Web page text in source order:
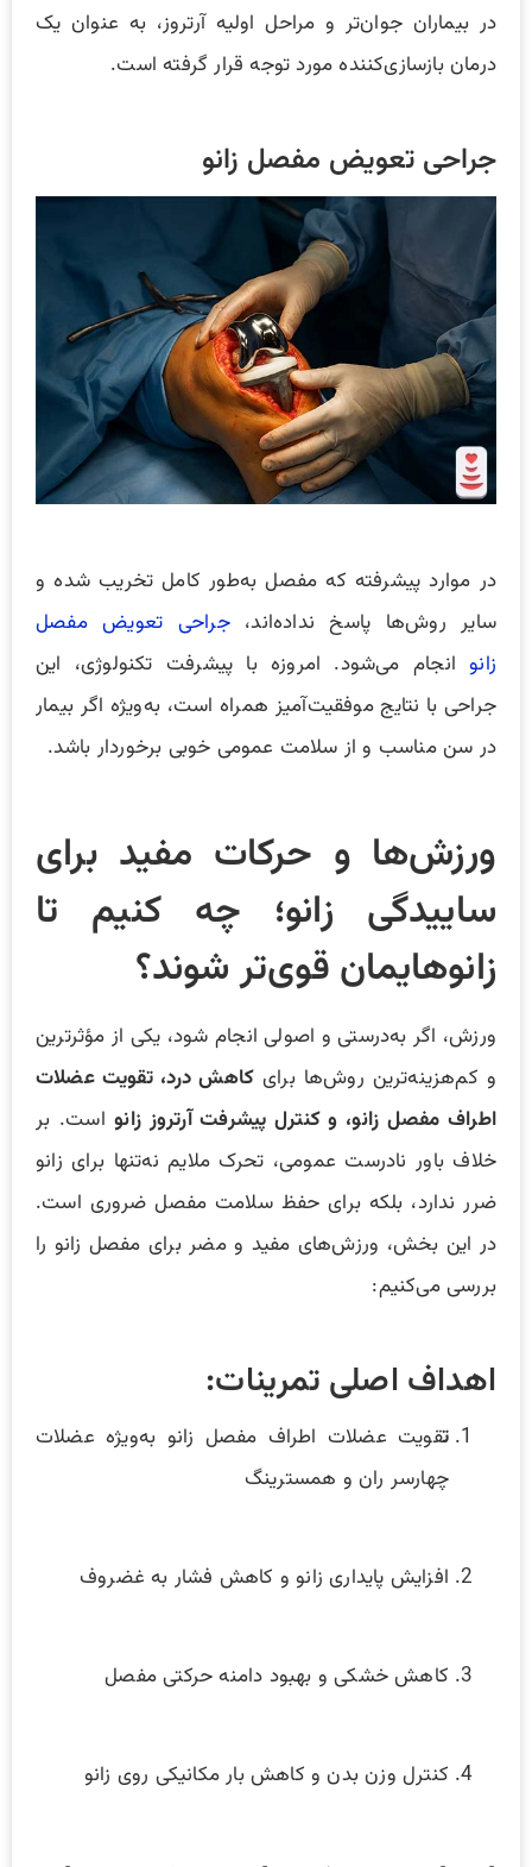
در بیماران جوان‌تر و مراحل اولیه آرتروز، به عنوان یک
درمان بازسازی‌کننده مورد توجه قرار گرفته است.
جراحی تعویض مفصل زانو
در موارد پیشرفته که مفصل به‌طور کامل تخریب شده و
سایر روش‌ها پاسخ نداده‌اند،جراحی تعویض مفصل
زانوانجام می‌شود. امروزه با پیشرفت تکنولوژی، این
جراحی با نتایج موفقیت‌آمیز همراه است، به‌ویژه اگر بیمار
در سن مناسب و از سلامت عمومی خوبی برخوردار باشد.
ورزش‌ها و حرکات مفید برای
ساییدگی زانو؛ چه کنیم تا
زانوهایمان قوی‌تر شوند؟
ورزش، اگر به‌درستی و اصولی انجام شود، یکی از مؤثرترین
و کم‌هزینه‌ترین روش‌ها برای کاهش درد، تقویت عضلات
اطراف مفصل زانو، و کنترل پیشرفت آرتروز زانواست. بر
خلاف باور نادرست عمومی، تحرک ملایم نه‌تنها برای زانو
ضرر ندارد، بلکه برای حفظ سلامت مفصل ضروری است.
در این بخش، ورزش‌های مفید و مضر برای مفصل زانو را
بررسی می‌کنیم:
اهداف اصلی تمرینات:
تقویت عضلات اطراف مفصل زانو به‌ویژه عضلات
چهارسر ران و همسترینگ
افزایش پایداری زانو و کاهش فشار به غضروف
کاهش خشکی و بهبود دامنه حرکتی مفصل
کنترل وزن بدن و کاهش بار مکانیکی روی زانو